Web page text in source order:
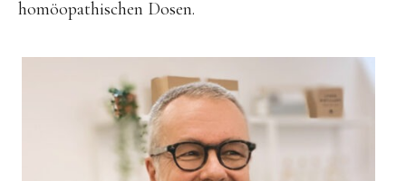
homöopathischen Dosen.